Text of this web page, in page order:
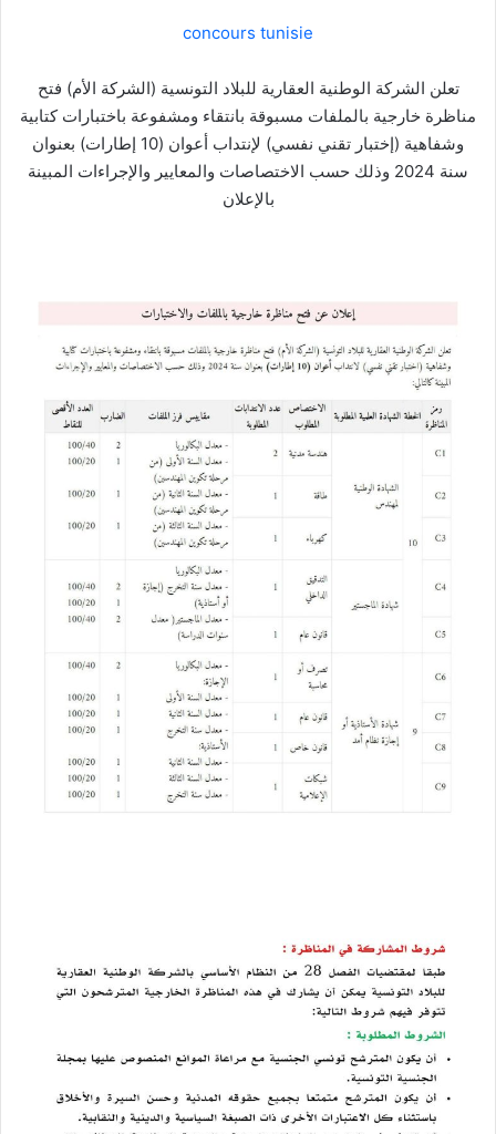
concours tunisie
تعلن الشركة الوطنية العقارية للبلاد التونسية (الشركة الأم) فتح
مناظرة خارجية بالملفات مسبوقة بانتقاء ومشفوعة باختبارات كتابية
وشفاهية (إختبار تقني نفسي) لإنتداب أعوان (10 إطارات) بعنوان
سنة 2024 وذلك حسب الاختصاصات والمعايير والإجراءات المبينة
بالإعلان